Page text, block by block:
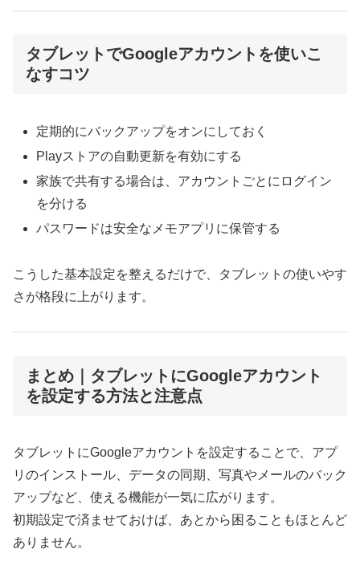
タブレットでGoogleアカウントを使いこ
なすコツ
定期的にバックアップをオンにしておく
Playストアの自動更新を有効にする
家族で共有する場合は、アカウントごとにログイン
を分ける
パスワードは安全なメモアプリに保管する
こうした基本設定を整えるだけで、タブレットの使いやす
さが格段に上がります。
まとめ｜タブレットにGoogleアカウント
を設定する方法と注意点
タブレットにGoogleアカウントを設定することで、アプ
リのインストール、データの同期、写真やメールのバック
アップなど、使える機能が一気に広がります。
初期設定で済ませておけば、あとから困ることもほとんど
ありません。